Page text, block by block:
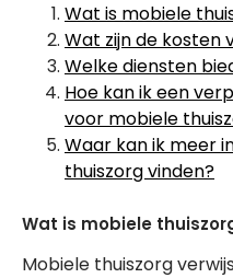
Wat is mobiele
Wat zijn de kosten
Welke diensten
Hoe kan ik een
voor mobiele
Waar kan ik meer
thuiszorg vinden?
Wat is mobiele
Mobiele thuiszorg